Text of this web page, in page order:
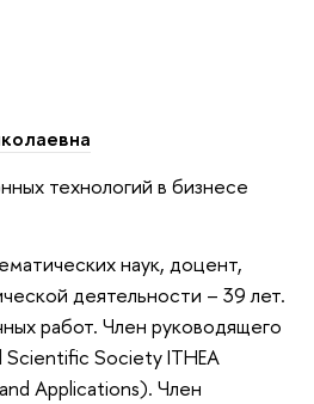
технологий в бизнесе
наук, доцент,
деятельности – 39 лет.
работ. Член руководящего
Society ITHEA
Applications). Член